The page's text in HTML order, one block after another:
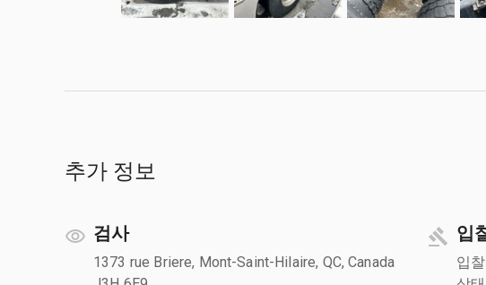
추가 정보
검사
1373 rue Briere, Mont-Saint-Hilaire, QC, Canada
입
입